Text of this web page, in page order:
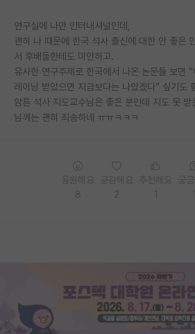
반도체/AI 게시판
장학금/장학생 게시판
학술 정보 게시판
홍보 게시판
연구실에 나만 인터내셔널인데,
괜히 나 때문에 한국 석사 출신에 대한 안 좋은
서 후배들한테도 미안하고.
유사한 연구주제로 한국에서 나온 논문들 보면
레이닝 받았으면 지금보다는 나았겠다” 싶기도
암튼 석사 지도교수님은 좋은 분인데 지도 못
님께는 괜히 죄송하네 ㅠㅠㅋㅋㅋ